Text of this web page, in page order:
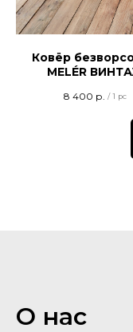
Ковёр
MELÉR
8 400 р. / 1 pc
О нас